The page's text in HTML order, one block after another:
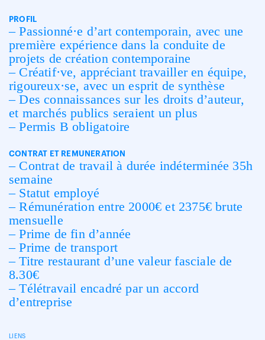
PROFIL
– Passionné·e d’art contemporain, avec une
première expérience dans la conduite de
projets de création contemporaine
– Créatif·ve, appréciant travailler en équipe,
rigoureux·se, avec un esprit de synthèse
– Des connaissances sur les droits d’auteur,
et marchés publics seraient un plus
– Permis B obligatoire
CONTRAT ET REMUNERATION
– Contrat de travail à durée indéterminée 35h
semaine
– Statut employé
– Rémunération entre 2000€ et 2375€ brute
mensuelle
– Prime de fin d’année
– Prime de transport
– Titre restaurant d’une valeur fasciale de
8.30€
– Télétravail encadré par un accord
d’entreprise
LIENS